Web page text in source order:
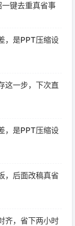
键去重真省事
，是PPT压缩设
这一步，下次直
，是PPT压缩设
，后面改稿真省
齐，省下两小时